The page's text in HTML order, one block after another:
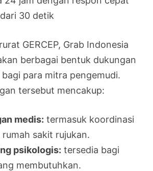
30 detik
GERCEP, Grab Indonesia
berbagai bentuk dukungan
para mitra pengemudi.
tersebut mencakup:
medis: termasuk koordinasi
rumah sakit rujukan.
psikologis: tersedia bagi
membutuhkan.